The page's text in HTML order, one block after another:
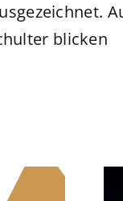
blicken